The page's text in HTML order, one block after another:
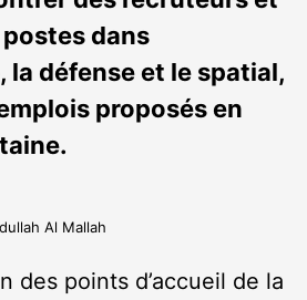
dans
la défense et le spatial,
proposés en
Al Mallah
des points d’accueil de la